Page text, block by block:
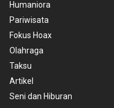
Humaniora
Pariwisata
Fokus Hoax
Olahraga
Taksu
Artikel
Seni dan Hiburan